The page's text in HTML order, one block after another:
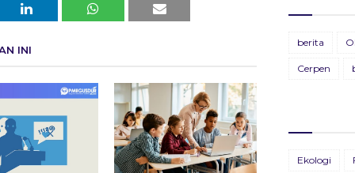
INI
berita
Cerpen
Ekologi